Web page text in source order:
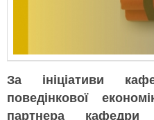
За ініціативи
поведінкової
партнера